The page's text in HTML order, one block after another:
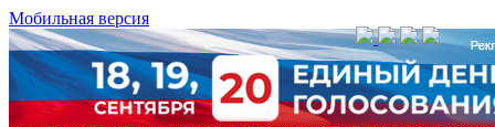
Мобильная версия